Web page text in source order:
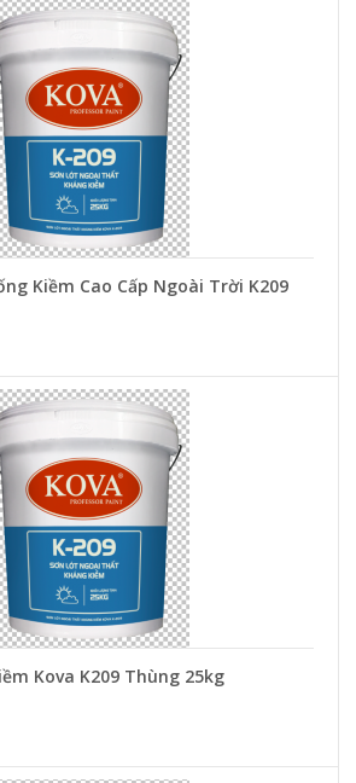
Kiềm Cao Cấp Ngoài Trời K209
Kova K209 Thùng 25kg